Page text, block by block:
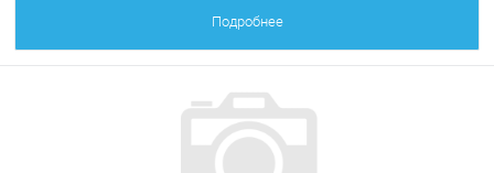
Подробнее